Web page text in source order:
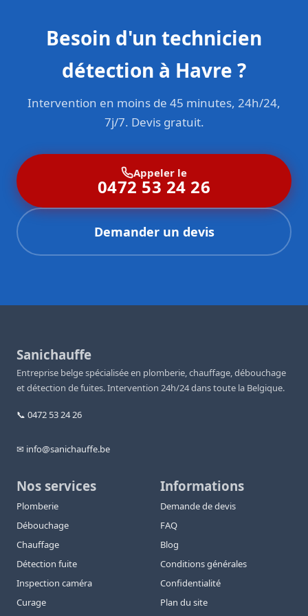
Besoin d'un technicien
détection à Havre ?
Intervention en moins de 45 minutes, 24h/24,
7j/7. Devis gratuit.
Appeler le
0472 53 24 26
Demander un devis
Sanichauffe
Entreprise belge spécialisée en plomberie, chauffage, débouchage
et détection de fuites. Intervention 24h/24 dans toute la Belgique.
📞 0472 53 24 26
✉ info@sanichauffe.be
Nos services
Plomberie
Débouchage
Chauffage
Détection fuite
Inspection caméra
Curage
Informations
Demande de devis
FAQ
Blog
Conditions générales
Confidentialité
Plan du site